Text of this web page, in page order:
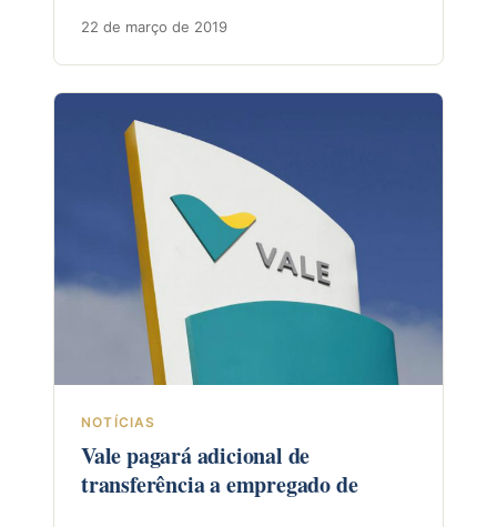
22 de março de 2019
NOTÍCIAS
Vale pagará adicional de
transferência a empregado de